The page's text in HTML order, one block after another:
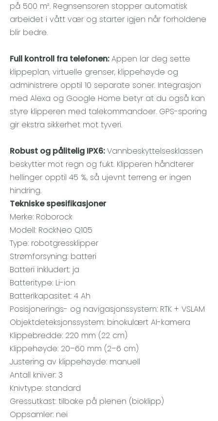
på 500 m². Regnsensoren stopper automatisk
arbeidet i vått vær og starter igjen når forholdene
blir bedre.
Full kontroll fra telefonen:Appen lar deg sette
klippeplan, virtuelle grenser, klippehøyde og
administrere opptil 10 separate soner. Integrasjon
med Alexa og Google Home betyr at du også kan
styre klipperen med talekommandoer. GPS-sporing
gir ekstra sikkerhet mot tyveri.
Robust og pålitelig IPX6:Vannbeskyttelsesklassen
beskytter mot regn og fukt. Klipperen håndterer
hellinger opptil 45 %, så ujevnt terreng er ingen
hindring.
Tekniske spesifikasjoner
Merke: Roborock
Modell: RockNeo Q105
Type: robotgressklipper
Strømforsyning: batteri
Batteri inkludert: ja
Batteritype: Li-ion
Batterikapasitet: 4 Ah
Posisjonerings- og navigasjonssystem: RTK + VSLAM
Objektdeteksjonssystem: binokulært AI-kamera
Klippebredde: 220 mm (22 cm)
Klippehøyde: 20–60 mm (2–6 cm)
Justering av klippehøyde: manuell
Antall kniver: 3
Knivtype: standard
Gressutkast: tilbake på plenen (bioklipp)
Oppsamler: nei